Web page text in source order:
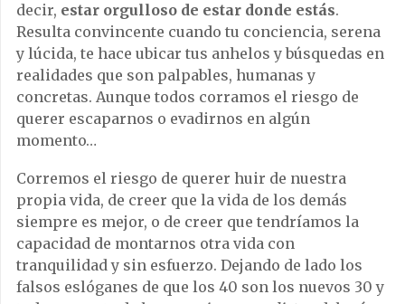
decir, estar orgulloso de estar donde estás.
Resulta convincente cuando tu conciencia, serena
y lúcida, te hace ubicar tus anhelos y búsquedas en
realidades que son palpables, humanas y
concretas. Aunque todos corramos el riesgo de
querer escaparnos o evadirnos en algún
momento…
Corremos el riesgo de querer huir de nuestra
propia vida, de creer que la vida de los demás
siempre es mejor, o de creer que tendríamos la
capacidad de montarnos otra vida con
tranquilidad y sin esfuerzo. Dejando de lado los
falsos eslóganes de que los 40 son los nuevos 30 y